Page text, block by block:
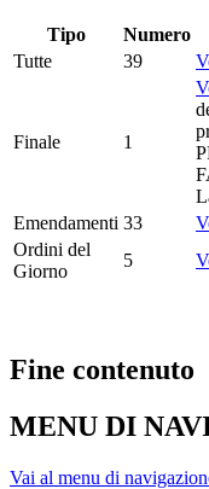
Tipo
Numero
Tutte
39
Finale 1
Emendamenti 33
Ordini del
Giorno
5
Fine contenuto
MENU DI
Vai al menu di